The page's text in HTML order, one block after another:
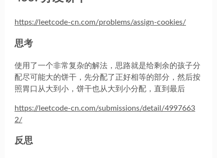
https://leetcode-cn.com/problems/assign-cookies/
思考
使用了一个非常复杂的解法，思路就是给剩余的孩子分
配尽可能大的饼干，先分配了正好相等的部分，然后按
照胃口从大到小，饼干也从大到小分配，直到最后
https://leetcode-cn.com/submissions/detail/4997663
2/
反思